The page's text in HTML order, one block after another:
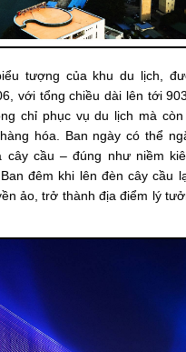
tượng của khu du lịch,
với tổng chiều dài lên tới
chỉ phục vụ du lịch mà
hóa. Ban ngày có thể
cây cầu – đúng như niềm
đêm khi lên đèn cây cầu
ảo, trở thành địa điểm lý